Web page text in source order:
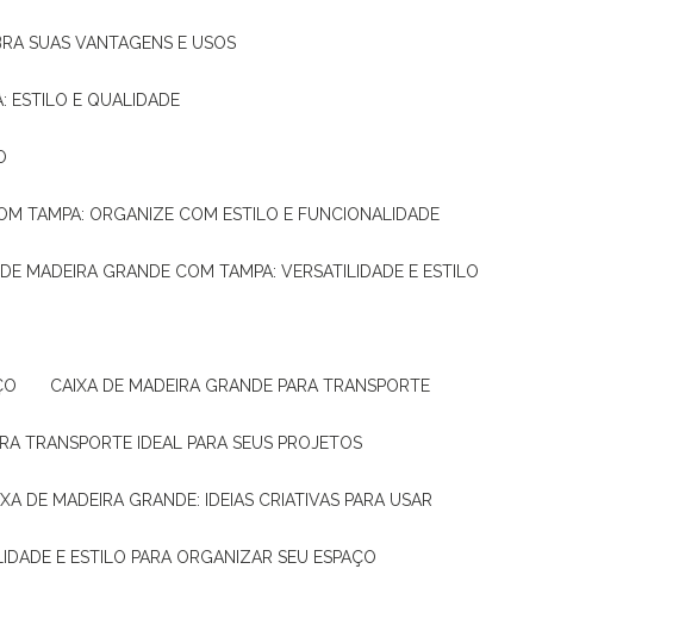
SUAS VANTAGENS E USOS
ESTILO E QUALIDADE
TAMPA: ORGANIZE COM ESTILO E FUNCIONALIDADE
DE MADEIRA GRANDE COM TAMPA: VERSATILIDADE E ESTILO
CAIXA DE MADEIRA GRANDE PARA TRANSPORTE
TRANSPORTE IDEAL PARA SEUS PROJETOS
DE MADEIRA GRANDE: IDEIAS CRIATIVAS PARA USAR
E ESTILO PARA ORGANIZAR SEU ESPAÇO